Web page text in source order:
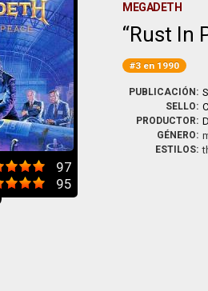
97
95
MEGADETH
Rust In
#3 en 1990
PUBLICACIÓN:
SELLO:
PRODUCTOR:
GÉNERO:
ESTILOS: